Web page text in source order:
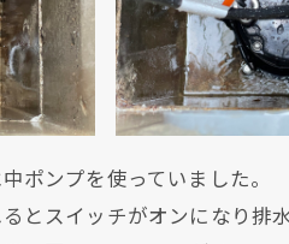
ポンプを使っていました。
とスイッチがオンになり排水